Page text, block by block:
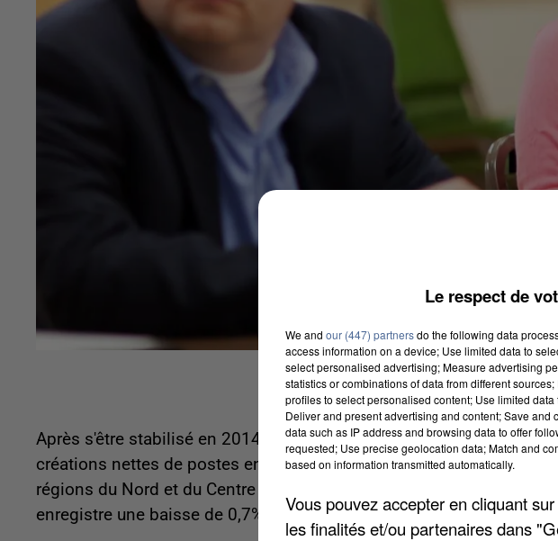
Après s'être stabilisé en 2014, l'emploi du secteur privé est reparti à
créations nettes de postes en moyenne annuelle, tiré par l’intérim
régions du Nord et du Centre n'ont pas profité de l'embellie. C'est le
enregistre une baisse de 0,7%.
Le respect de
We and our (447) partnersdo the following data
access information on a device; Use limited data to
select personalised advertising; Measure advertising
statistics or combinations of data from different
profiles to select personalised content; Use limited
Deliver and present advertising and content; Save
data such as IP address and browsing data to offer
requested; Use precise geolocation data; Match and
based on information transmitted automatically.
Vous pouvez accepter en cliquant
les finalités et/ou partenaires dans